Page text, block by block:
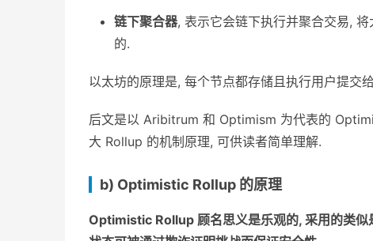
链下聚合器, 表示它会链下执行并聚合交易,
的.
以太坊的原理是, 每个节点都存储且执行用户提交
后文是以 Aribitrum 和 Optimism 为代表的
大 Rollup 的机制原理, 可供读者简单理解.
b) Optimistic Rollup 的原理
Optimistic Rollup 顾名思义是乐观的, 采用的类似